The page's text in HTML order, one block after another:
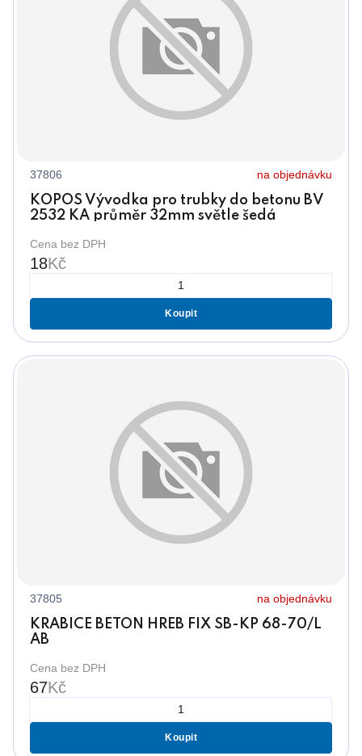
37806 na objednávku
KOPOS Vývodka pro trubky do betonu BV
2532 KA průměr 32mm světle šedá
Cena bez DPH
18Kč
Koupit
37805 na objednávku
KRABICE BETON HREB FIX SB-KP 68-70/L
AB
Cena bez DPH
67Kč
Koupit